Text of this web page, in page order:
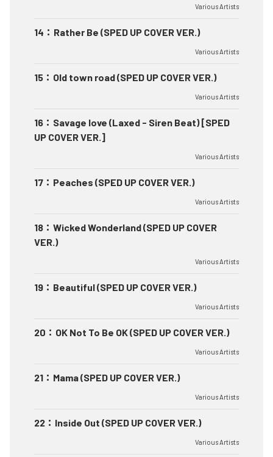
Various Artists
14 ： Rather Be (SPED UP COVER VER.)
Various Artists
15 ： Old town road (SPED UP COVER VER.)
Various Artists
16 ： Savage love (Laxed - Siren Beat) [SPED
UP COVER VER.]
Various Artists
17 ： Peaches (SPED UP COVER VER.)
Various Artists
18 ： Wicked Wonderland (SPED UP COVER
VER.)
Various Artists
19 ： Beautiful (SPED UP COVER VER.)
Various Artists
20 ： OK Not To Be OK (SPED UP COVER VER.)
Various Artists
21 ： Mama (SPED UP COVER VER.)
Various Artists
22 ： Inside Out (SPED UP COVER VER.)
Various Artists